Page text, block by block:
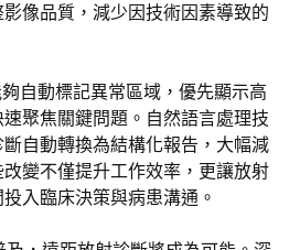
像品質，減少因技術因素導致的
自動標記異常區域，優先顯示高
聚焦關鍵問題。自然語言處理技
自動轉換為結構化報告，大幅減
變不僅提升工作效率，更讓放射
入臨床決策與病患溝通。